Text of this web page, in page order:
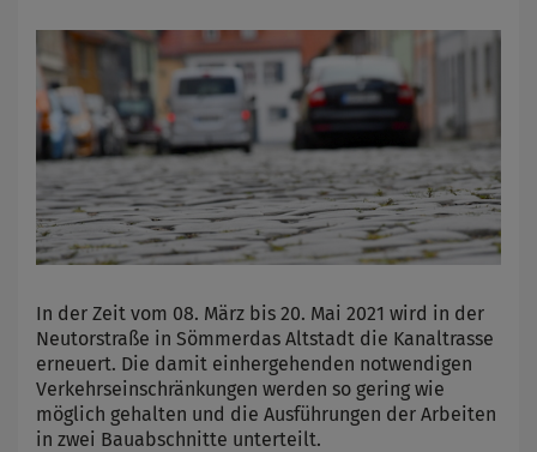
In der Zeit vom 08. März bis 20. Mai 2021 wird in der
Neutorstraße in Sömmerdas Altstadt die Kanaltrasse
erneuert. Die damit einhergehenden notwendigen
Verkehrseinschränkungen werden so gering wie
möglich gehalten und die Ausführungen der Arbeiten
in zwei Bauabschnitte unterteilt.